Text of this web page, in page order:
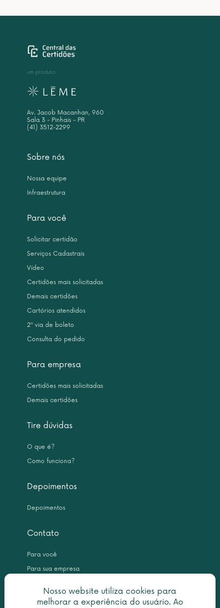
Nosso website utiliza cookies para
melhorar a experiência do usuário. Ao
Sobre nós
Nossa equipe
Infraestrutura
Para você
Solicitar certidão
Serviços Cadastrais
Vídeo
Certidões mais solicitadas
Demais certidões
Cartórios atendidos
2ª via de boleto
Consulta do pedido
Para empresa
Certidões mais solicitadas
Demais certidões
Tire dúvidas
O que é?
Como funciona?
Depoimentos
Depoimentos
Contato
Para você
Para sua empresa
um produto
Av. Jacob Macanhan, 960
Sala 3 - Pinhais - PR
(41) 3512-2299